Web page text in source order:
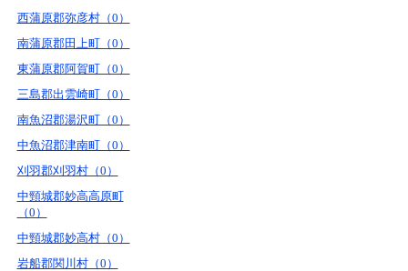
西蒲原郡弥彦村（0）
南蒲原郡田上町（0）
東蒲原郡阿賀町（0）
三島郡出雲崎町（0）
南魚沼郡湯沢町（0）
中魚沼郡津南町（0）
刈羽郡刈羽村（0）
中頸城郡妙高高原町
（0）
中頸城郡妙高村（0）
岩船郡関川村（0）